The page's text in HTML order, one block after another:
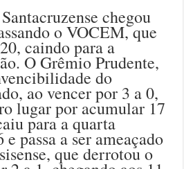
chegou
o VOCEM, que
caindo para a
O Grêmio Prudente,
do
ao vencer por 3 a 0,
lugar por acumular 17
para a quarta
passa a ser ameaçado
que derrotou o